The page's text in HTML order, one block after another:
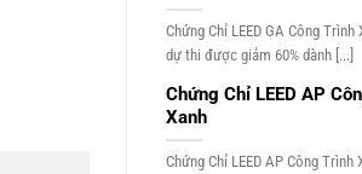
Chứng Chỉ LEED GA Công Trình
dự thi được giảm 60% dành [...]
Chứng Chỉ LEED AP
Xanh
Chứng Chỉ LEED AP Công Trình